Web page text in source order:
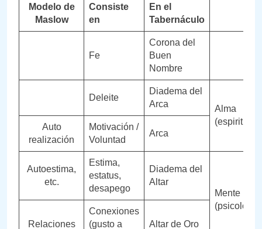
Modelo de
Maslow
Consiste
en
En el
Tabernáculo
Fe
Corona del
Buen
Nombre
Deleite
Diadema del
Arca
Alma
(espiritual)
Auto
realización
Motivación /
Voluntad
Arca
Autoestima,
etc.
Estima,
estatus,
desapego
Diadema del
Altar
Mente
Relaciones
Conexiones
(gusto a
Altar de Oro